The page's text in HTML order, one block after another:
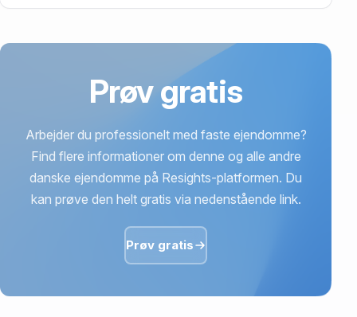
Prøv gratis
Arbejder du professionelt med faste ejendomme?
Find flere informationer om denne og alle andre
danske ejendomme på Resights-platformen. Du
kan prøve den helt gratis via nedenstående link.
Prøv gratis